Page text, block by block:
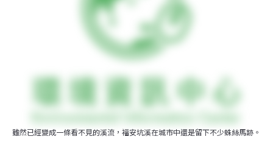
雖然已經變成一條看不見的溪流，福安坑溪在城市中還是留下不少蛛絲馬跡。